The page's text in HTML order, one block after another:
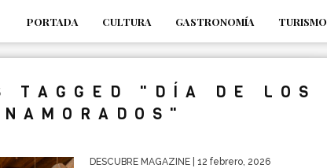
PORTADA CULTURA GASTRONOMÍA TURISMO
TAGGED "DÍA DE LOS
DESCUBRE MAGAZINE | 12 febrero, 2026